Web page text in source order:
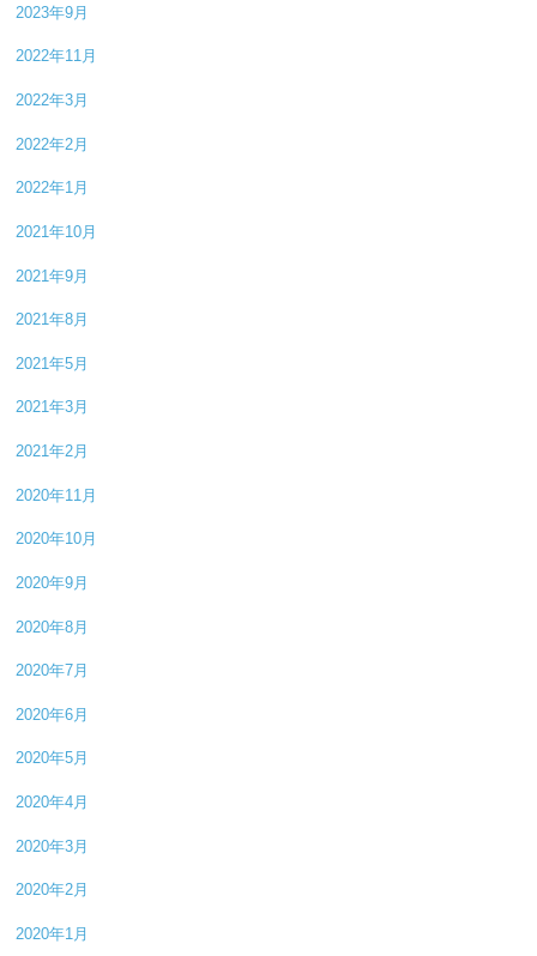
2023年9月
2022年11月
2022年3月
2022年2月
2022年1月
2021年10月
2021年9月
2021年8月
2021年5月
2021年3月
2021年2月
2020年11月
2020年10月
2020年9月
2020年8月
2020年7月
2020年6月
2020年5月
2020年4月
2020年3月
2020年2月
2020年1月